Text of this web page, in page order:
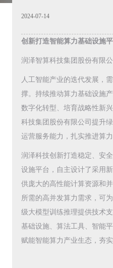
2024-07-14
创新打造智能算力基础设施
润泽智算科技集团股份有限
人工智能产业的迭代发展，
撑。持续推动算力基础设施
数字化转型、培育战略性新
科技集团股份有限公司提升
运营服务能力，扎实推进算
润泽科技创新打造稳定、安
设施平台，自主设计了采用
供庞大的高性能计算资源和
所需的高并发算力需求，可
级大模型训练推理提供技术
基础设施、算法工具、智能
赋能智能算力产业生态，夯